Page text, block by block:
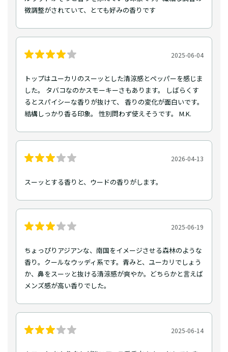
微調整がされていて、とても好みの香りです
2025-06-04
トップはユーカリのスーッとした清涼感とペッパーを感じま
した。 タバコなのかスモーキーさもあります。 しばらくす
るとスパイシーな香りが抜けて、 香りの変化が面白いです。
結構しっかり香る印象。 性別問わず使えそうです。 M.K.
2026-04-13
スーッとする香りと、ウードの香りがします。
2025-06-19
ちょっぴりアジアンな、南国をイメージさせる森林のような
香り。クールなウッディ系です。青みと、ユーカリでしょう
か、鼻をスーッと抜ける清涼感が爽やか。どちらかと言えば
メンズ感が高い香りでした。
2025-06-14